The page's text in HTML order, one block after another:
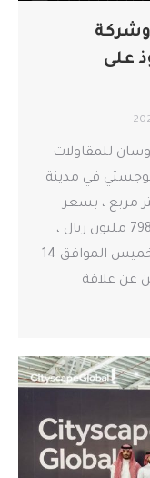
وشركة
على
للمقاولات
في مدينة
3 مليون متر مربع ، بسعر
270 ريال للمتر المربع بقيمة اجمالية 798 مليون ريال ،
وقد اتموا الافراغ بحمد الله في يوم الخميس الموافق 14
عن علاقة